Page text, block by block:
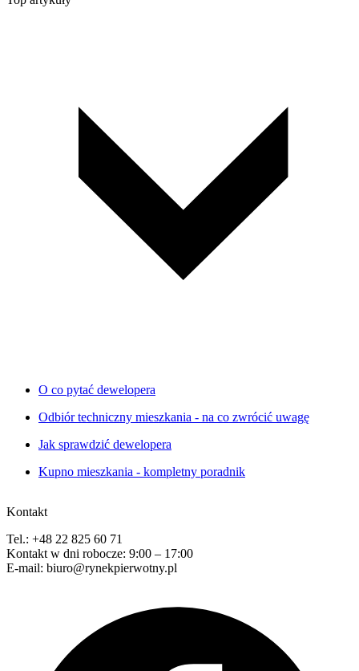
O co pytać dewelopera
Odbiór techniczny mieszkania - na co zwrócić uwagę
Jak sprawdzić dewelopera
Kupno mieszkania - kompletny poradnik
Kontakt
Tel.: +48 22 825 60 71
Kontakt w dni robocze: 9:00 – 17:00
E-mail: biuro@rynekpierwotny.pl